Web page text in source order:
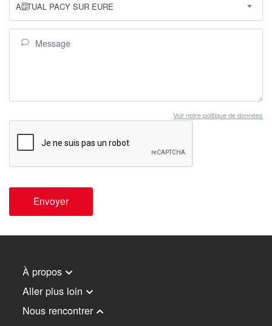
ACTUAL PACY SUR EURE
Voir notre politique de données
Envoyer
À propos
Aller plus loin
Nous rencontrer